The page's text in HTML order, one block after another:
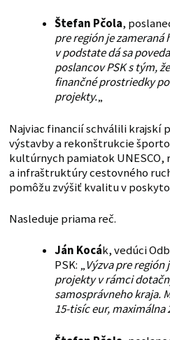
Štefan Pčola,
pre región je zameraná
v podstate dá sa
poslancov PSK s tým,
finančné prostriedky
projekty.„
Najviac financií schválili krajskí
výstavby a rekonštrukcie
kultúrnych pamiatok UNESCO,
a infraštruktúry cestovného
pomôžu zvýšiť kvalitu v
Nasleduje priama reč.
Ján Kocák, vedúci
PSK: „Výzva pre región
projekty v rámci
samosprávneho kraja.
15-tisíc eur, maximálna